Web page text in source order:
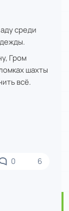
среди
Гром
шахты
всё.
0 6